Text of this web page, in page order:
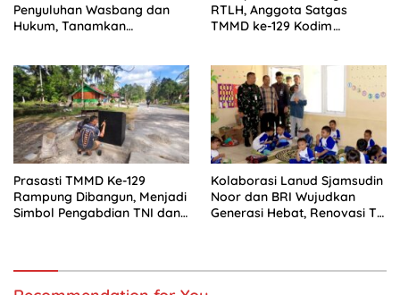
Penyuluhan Wasbang dan
Hukum, Tanamkan
Sesor
RTLH, Anggota Satgas
TMMD ke-129 Kodim
Prasasti TMMD Ke-129
Rampung Dibangun, Menjadi
Simbol Pengabdian TNI dan
Kolaborasi Lanud Sjamsudin
Noor dan BRI Wujudkan
Generasi Hebat, Renovasi TK